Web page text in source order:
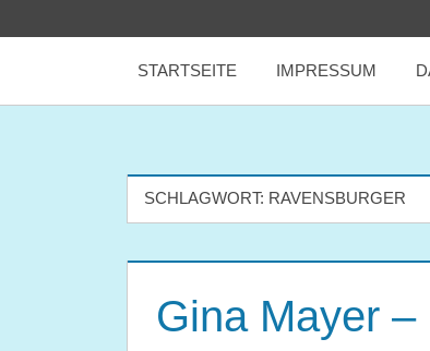
books
STARTSEITE IMPRESSUM
SCHLAGWORT: RAVENSBURGER
Gina Mayer